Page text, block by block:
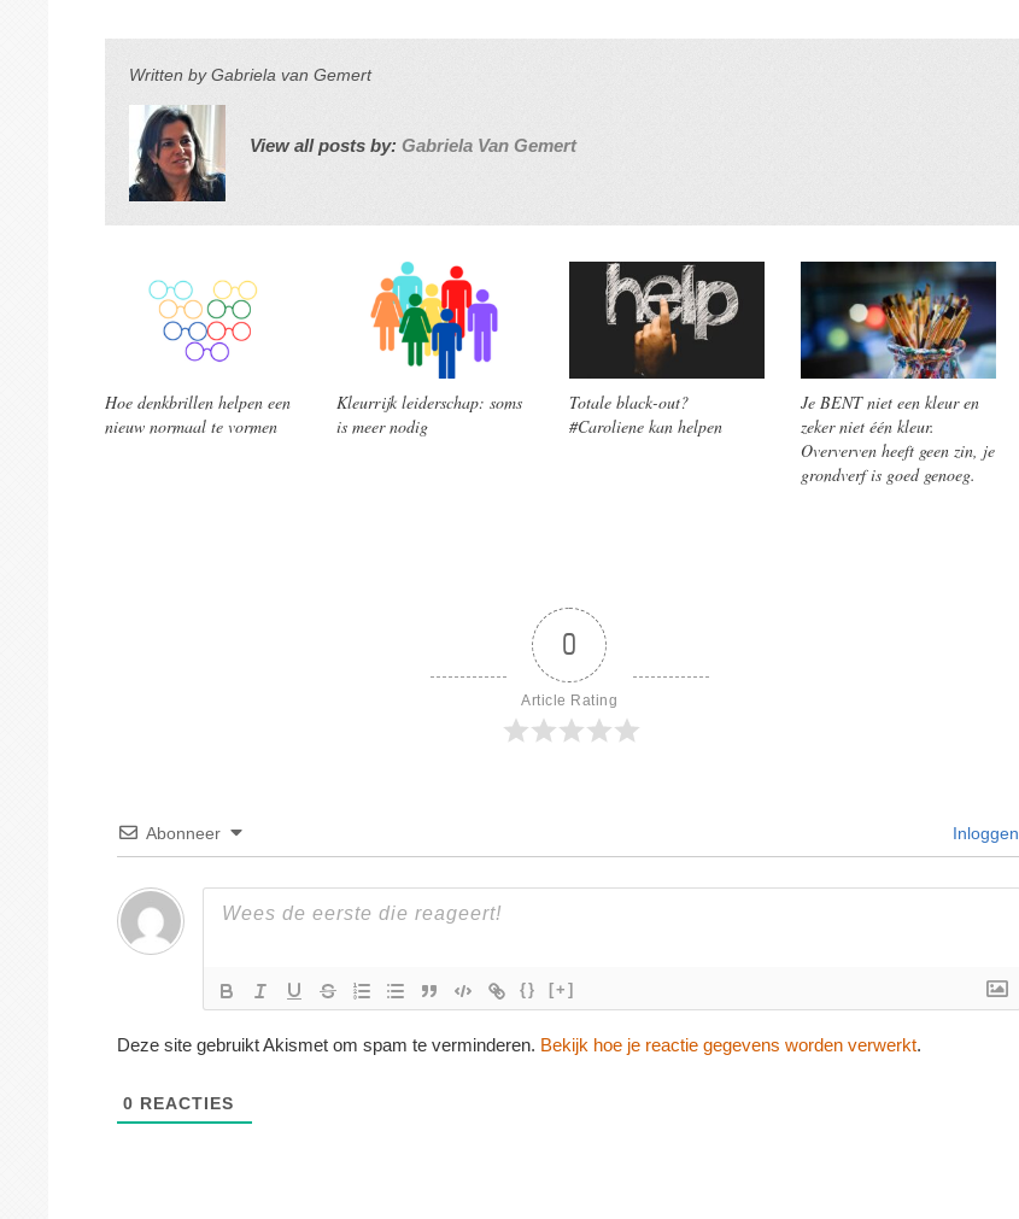
Written byGabriela van Gemert
View all posts by: Gabriela Van Gemert
Hoe denkbrillen helpen een
nieuw normaal te vormen
Kleurrijk leiderschap: soms
is meer nodig
Totale black-out?
#Caroliene kan helpen
Je BENT niet een kleur en
zeker niet één kleur.
Oververven heeft geen zin, je
grondverf is goed genoeg.
0
Article Rating
Abonneer Inloggen
{} [+]
Deze site gebruikt Akismet om spam te verminderen. Bekijk hoe je reactie gegevens worden verwerkt.
0 REACTIES